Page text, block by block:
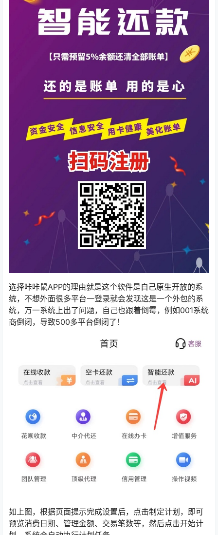
选择咔咔鼠APP的理由就是这个软件是自己原生开放的系
统，不想外面很多平台一登录就会发现这是一个外包的系
统，万一系统上出了问题，自己也跟着倒霉，例如001系统
商倒闭，导致500多平台倒闭了！
如上图，根据页面提示完成设置后，点击制定计划，即可
预览消费日期、管理金额、交易笔数等，然后点击开始计